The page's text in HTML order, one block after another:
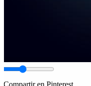
Compartir en Pinterest